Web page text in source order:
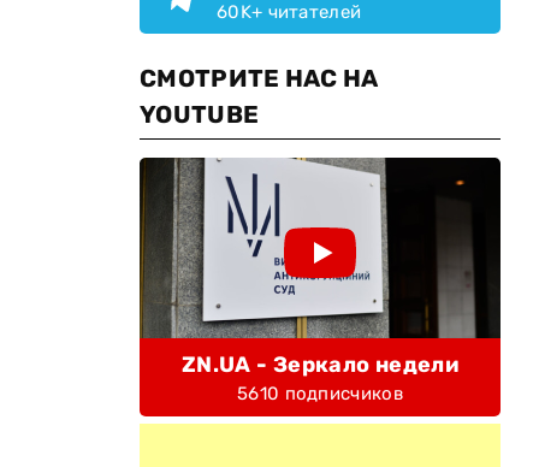
60K+ читателей
СМОТРИТЕ НАС НА
YOUTUBE
ZN.UA - Зеркало недели
5610 подписчиков